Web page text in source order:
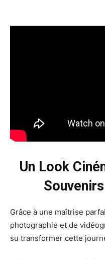
Un Look
Grâce à une maîtrise
photographie et de
su transformer cette